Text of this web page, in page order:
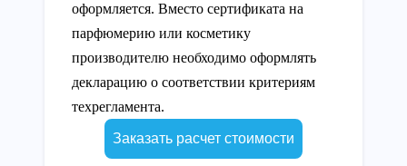
оформляется. Вместо сертификата на
парфюмерию или косметику
производителю необходимо оформлять
декларацию о соответствии критериям
техрегламента.
Заказать расчет стоимости